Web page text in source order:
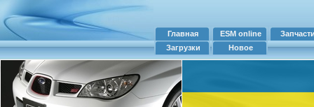
Главная ESM online
Загрузки
Новое